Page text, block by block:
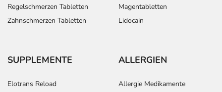
Regelschmerzen Tabletten
Zahnschmerzen Tabletten
Magentabletten
Lidocain
SUPPLEMENTE
Elotrans Reload
ALLERGIEN
Allergie Medikamente